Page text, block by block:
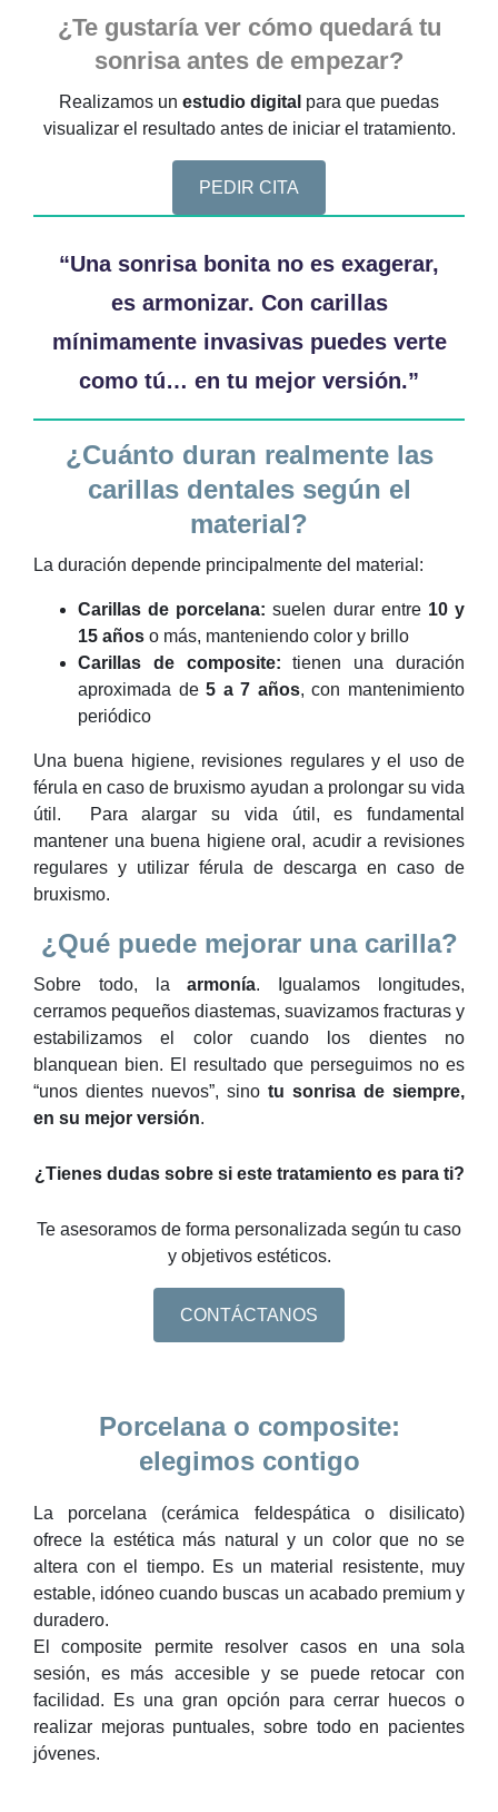
¿Te gustaría ver cómo quedará tu
sonrisa antes de empezar?
Realizamos un estudio digital para que puedas
visualizar el resultado antes de iniciar el tratamiento.
PEDIR CITA
“Una sonrisa bonita no es exagerar,
es armonizar. Con carillas
mínimamente invasivas puedes verte
como tú… en tu mejor versión.”
¿Cuánto duran realmente las
carillas dentales según el
material?
La duración depende principalmente del material:
Carillas de porcelana: suelen durar entre 10 y
15 años o más, manteniendo color y brillo
Carillas de composite: tienen una duración
aproximada de5 a 7 años, con mantenimiento
periódico
Una buena higiene, revisiones regulares y el uso de
férula en caso de bruxismo ayudan a prolongar su vida
útil. Para alargar su vida útil, es fundamental
mantener una buena higiene oral, acudir a revisiones
regulares y utilizar férula de descarga en caso de
bruxismo.
¿Qué puede mejorar una carilla?
Sobre todo, laarmonía. Igualamos longitudes,
cerramos pequeños diastemas, suavizamos fracturas y
estabilizamos el color cuando los dientes no
blanquean bien. El resultado que perseguimos no es
“unos dientes nuevos”, sino tu sonrisa de siempre,
en su mejor versión.
¿Tienes dudas sobre si este tratamiento es para ti?
Te asesoramos de forma personalizada según tu caso
y objetivos estéticos.
CONTÁCTANOS
Porcelana o composite:
elegimos contigo
La porcelana (cerámica feldespática o disilicato)
ofrece la estética más natural y un color que no se
altera con el tiempo. Es un material resistente, muy
estable, idóneo cuando buscas un acabado premium y
duradero.
El composite permite resolver casos en una sola
sesión, es más accesible y se puede retocar con
facilidad. Es una gran opción para cerrar huecos o
realizar mejoras puntuales, sobre todo en pacientes
jóvenes.